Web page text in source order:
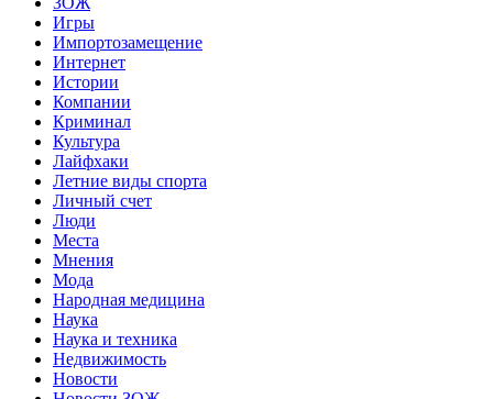
Игры
Импортозамещение
Интернет
Истории
Компании
Криминал
Культура
Лайфхаки
Летние виды спорта
Личный счет
Люди
Места
Мнения
Мода
Народная медицина
Наука
Наука и техника
Недвижимость
Новости